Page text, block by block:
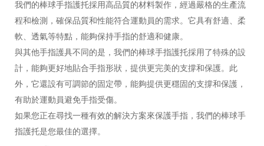
我們的棒球手指護托採用高品質的材料製作，經過嚴格的生產流
程和檢測，確保品質和性能符合運動員的需求。它具有舒適、柔
軟、透氣等特點，能夠保持手指的舒適和健康。
與其他手指護具不同的是，我們的棒球手指護托採用了特殊的設
計，能夠更好地貼合手指形狀，提供更完美的支撐和保護。此
外，它還設有可調節的固定帶，能夠提供更穩固的支撐和保護，
有助於運動員避免手指受傷。
如果您正在尋找一種有效的解決方案來保護手指，我們的棒球手
指護托是您最佳的選擇。